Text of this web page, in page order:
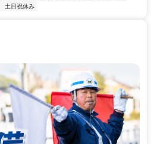
土日祝休み